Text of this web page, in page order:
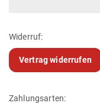
Widerruf:
Vertrag widerrufen
Zahlungsarten: